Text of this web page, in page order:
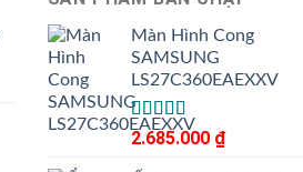
Màn Hình Cong
SAMSUNG
LS27C360EAEXXV
Được
2.685.000 ₫